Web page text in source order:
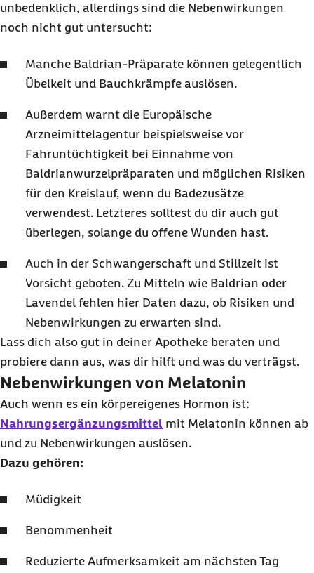
unbedenklich, allerdings sind die Nebenwirkungen
noch nicht gut untersucht:
Manche Baldrian-Präparate können gelegentlich
Übelkeit und Bauchkrämpfe auslösen.
Außerdem warnt die Europäische
Arzneimittelagentur beispielsweise vor
Fahruntüchtigkeit bei Einnahme von
Baldrianwurzelpräparaten und möglichen Risiken
für den Kreislauf, wenn du Badezusätze
verwendest. Letzteres solltest du dir auch gut
überlegen, solange du offene Wunden hast.
Auch in der Schwangerschaft und Stillzeit ist
Vorsicht geboten. Zu Mitteln wie Baldrian oder
Lavendel fehlen hier Daten dazu, ob Risiken und
Nebenwirkungen zu erwarten sind.
Lass dich also gut in deiner Apotheke beraten und
probiere dann aus, was dir hilft und was du verträgst.
Nebenwirkungen von Melatonin
Auch wenn es ein körpereigenes Hormon ist:
Nahrungsergänzungsmittel mit Melatonin können ab
und zu Nebenwirkungen auslösen.
Dazu gehören:
Müdigkeit
Benommenheit
Reduzierte Aufmerksamkeit am nächsten Tag